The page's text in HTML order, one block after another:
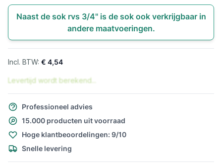
Naast de sok rvs 3/4" is de sok ook verkrijgbaar in
andere maatvoeringen.
€ 4,54
Levertijd wordt berekend...
Professioneel advies
15.000 producten uit voorraad
Hoge klantbeoordelingen: 9/10
Snelle levering